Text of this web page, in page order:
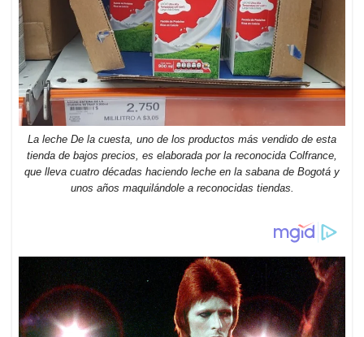
La leche De la cuesta, uno de los productos más vendido de esta
tienda de bajos precios, es elaborada por la reconocida Colfrance,
que lleva cuatro décadas haciendo leche en la sabana de Bogotá y
unos años maquilándole a reconocidas tiendas.